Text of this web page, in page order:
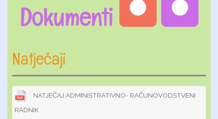
Natječaji
NATJEČAJ ADMINISTRATIVNO- RAČUNOVODSTVENI
RADNIK